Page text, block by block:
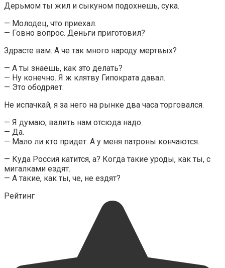
Дерьмом ты жил и сыкуном подохнешь, сука.
— Молодец, что приехал.
— Говно вопрос. Деньги приготовил?
Здрасте вам. А че так много народу мертвых?
— А ты знаешь, как это делать?
— Ну конечно. Я ж клятву Гипократа давал.
— Это ободряет.
Не испачкай, я за него на рынке два часа торговался.
— Я думаю, валить нам отсюда надо.
— Да.
— Мало ли кто придет. А у меня патроны кончаются.
— Куда Россия катится, а? Когда такие уроды, как ты, с
мигалками ездят.
— А такие, как ты, че, не ездят?
Рейтинг